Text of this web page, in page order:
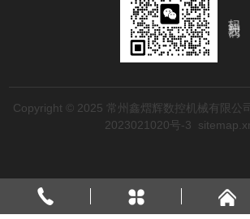
Copyright © 2025 常州鑫熠辉数控机械有限公
2023021020号-3